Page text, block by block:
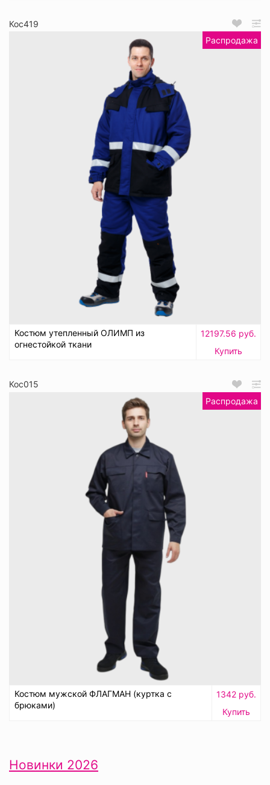
Кос419
Распродажа
Костюм утепленный ОЛИМП из
огнестойкой ткани
12197.56 руб.
Купить
Кос015
Распродажа
Костюм мужской ФЛАГМАН (куртка с
брюками)
1342 руб.
Купить
Новинки 2026